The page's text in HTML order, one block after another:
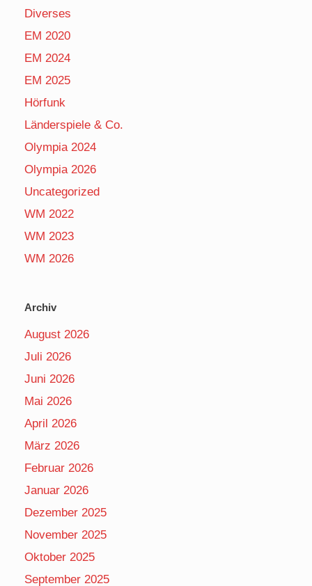
Diverses
EM 2020
EM 2024
EM 2025
Hörfunk
Länderspiele & Co.
Olympia 2024
Olympia 2026
Uncategorized
WM 2022
WM 2023
WM 2026
Archiv
August 2026
Juli 2026
Juni 2026
Mai 2026
April 2026
März 2026
Februar 2026
Januar 2026
Dezember 2025
November 2025
Oktober 2025
September 2025